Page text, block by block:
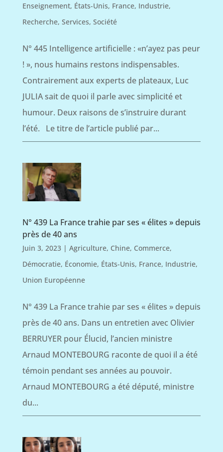
Enseignement, États-Unis, France, Industrie,
Recherche, Services, Société
N° 445 Intelligence artificielle : «n’ayez pas peur
! », nous humains restons indispensables.
Contrairement aux experts de plateaux, Luc
JULIA sait de quoi il parle avec simplicité et
humour. Deux raisons de s’instruire durant
l’été. Le titre de l’article publié par...
N° 439 La France trahie par ses « élites » depuis
près de 40 ans
Juin 3, 2023| Agriculture, Chine, Commerce,
Démocratie, Économie, États-Unis, France, Industrie,
Union Européenne
N° 439 La France trahie par ses « élites » depuis
près de 40 ans. Dans un entretien avec Olivier
BERRUYER pour Élucid, l’ancien ministre
Arnaud MONTEBOURG raconte de quoi il a été
témoin pendant ses années au pouvoir.
Arnaud MONTEBOURG a été député, ministre
du...